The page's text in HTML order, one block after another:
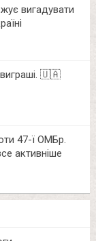
вигадувати
🇺🇦
47-ї ОМБр.
активніше